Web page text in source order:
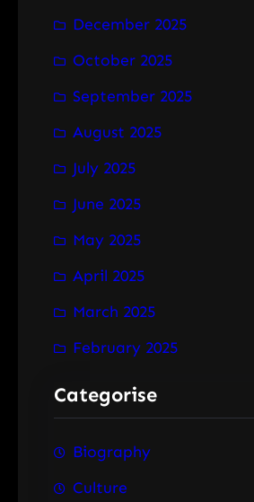
December 2025
October 2025
September 2025
August 2025
July 2025
June 2025
May 2025
April 2025
March 2025
February 2025
Categorise
Biography
Culture